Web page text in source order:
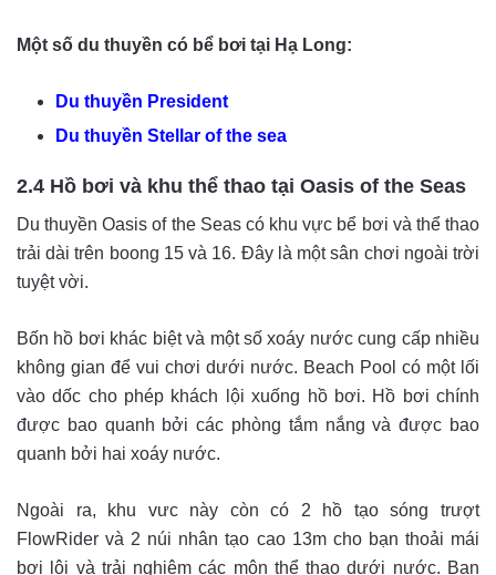
Một số du thuyền có bể bơi tại Hạ Long:
Du thuyền President
Du thuyền Stellar of the sea
2.4 Hồ bơi và khu thể thao tại Oasis of the Seas
Du thuyền Oasis of the Seas có khu vực bể bơi và thể thao
trải dài trên boong 15 và 16. Đây là một sân chơi ngoài trời
tuyệt vời.
Bốn hồ bơi khác biệt và một số xoáy nước cung cấp nhiều
không gian để vui chơi dưới nước. Beach Pool có một lối
vào dốc cho phép khách lội xuống hồ bơi. Hồ bơi chính
được bao quanh bởi các phòng tắm nắng và được bao
quanh bởi hai xoáy nước.
Ngoài ra, khu vưc này còn có 2 hồ tạo sóng trượt
FlowRider và 2 núi nhân tạo cao 13m cho bạn thoải mái
bơi lội và trải nghiệm các môn thể thao dưới nước. Bạn